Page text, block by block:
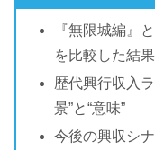
『無限城編』
を比較した結果
歴代興行収入
景”と“意味”
今後の興収シ